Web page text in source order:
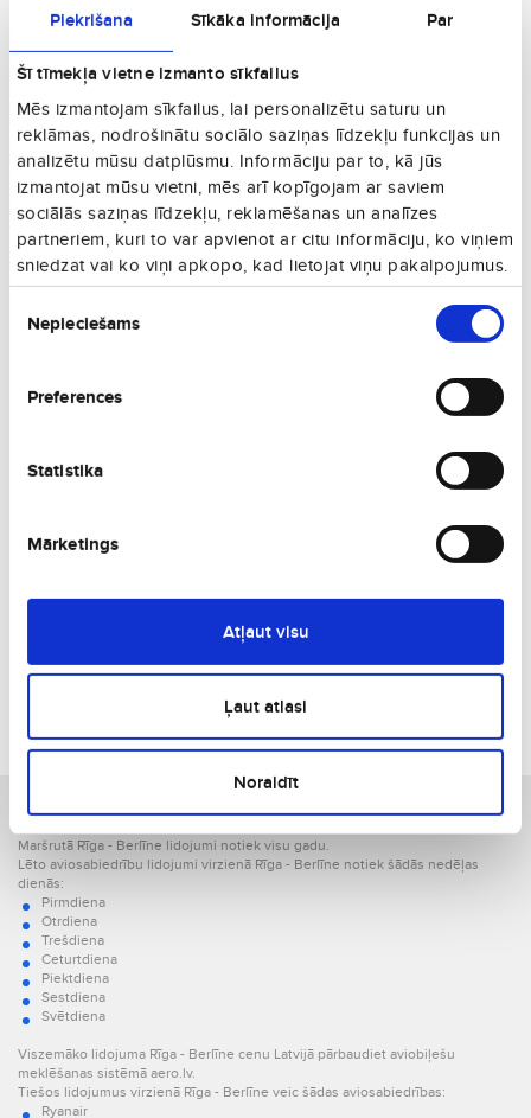
Piekrišana Sīkāka informācija Par
Šī tīmekļa vietne izmanto sīkfailus
Mēs izmantojam sīkfailus, lai personalizētu saturu un
reklāmas, nodrošinātu sociālo saziņas līdzekļu funkcijas un
analizētu mūsu datplūsmu. Informāciju par to, kā jūs
izmantojat mūsu vietni, mēs arī kopīgojam ar saviem
sociālās saziņas līdzekļu, reklamēšanas un analīzes
partneriem, kuri to var apvienot ar citu informāciju, ko viņiem
sniedzat vai ko viņi apkopo, kad lietojat viņu pakalpojumus.
izvēle
Nepieciešams
Preferences
Statistika
Mārketings
Atļaut visu
Ļaut atlasi
Noraidīt
16. 08., Sv
12. 01., O €166
Vienā virzienā
28. 08., Pk
Vienā virzienā
20. 09., Sv €179
Vienā virzienā
€185
Vienā virzienā
Vienā virzienā
€197
€199
22. 08., S €244
Vienā virzienā
€279
19. 08., T €339
12. 08., T
Vienā virzienā
Jūsu izvēlētais lidojums Rīga - Berlīne.
Maršrutā Rīga - Berlīne lidojumi notiek visu gadu.
Lēto aviosabiedrību lidojumi virzienā Rīga - Berlīne notiek šādās nedēļas
dienās:
Pirmdiena
Otrdiena
Trešdiena
Ceturtdiena
Piektdiena
Sestdiena
Svētdiena
Viszemāko lidojuma Rīga - Berlīne cenu Latvijā pārbaudiet aviobiļešu
meklēšanas sistēmā aero.lv.
Tiešos lidojumus virzienā Rīga - Berlīne veic šādas aviosabiedrības:
Ryanair